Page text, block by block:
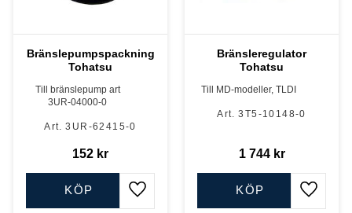
Bränslepumpspackning
Tohatsu
Till bränslepump art
3UR-04000-0
3UR-62415-0
152 kr
Lägg till i favoriter
KÖP
Bränsleregulator
Tohatsu
Till MD-modeller, TLDI
3T5-10148-0
1 744kr
Lägg
KÖP